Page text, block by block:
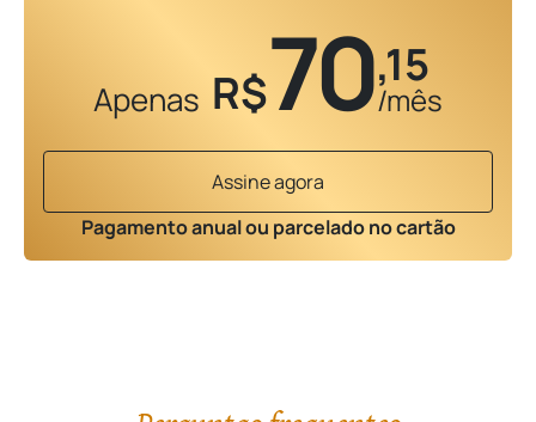
Apenas R$70,15
/mês
Assine agora
Pagamento anual ou parcelado no cartão